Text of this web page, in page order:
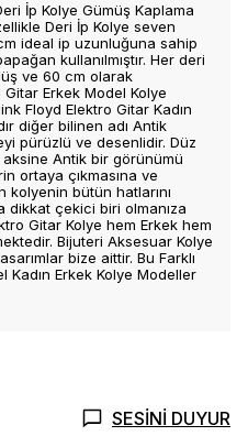
İp Kolye Gümüş Kaplama
Deri İp Kolye seven
ideal ip uzunluğuna sahip
kullanılmıştır. Her deri
ve 60 cm olarak
Gitar Erkek Model Kolye
Floyd Elektro Gitar Kadın
diğer bilinen adı Antik
pürüzlü ve desenlidir. Düz
Antik bir görünümü
ortaya çıkmasına ve
bütün hatlarını
dikkat çekici biri olmanıza
Gitar Kolye hem Erkek hem
Bijuteri Aksesuar Kolye
bize aittir. Bu Farklı
Erkek Kolye Modeller
SESİNİ DUYUR